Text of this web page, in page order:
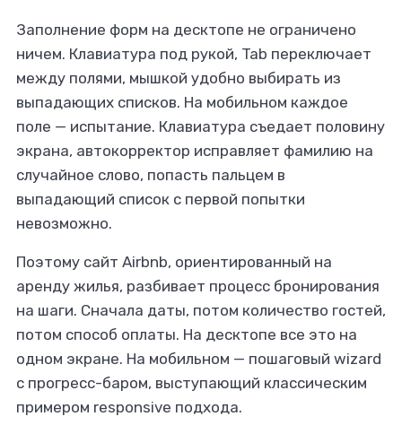
Заполнение форм на десктопе не ограничено
ничем. Клавиатура под рукой, Tab переключает
между полями, мышкой удобно выбирать из
выпадающих списков. На мобильном каждое
поле — испытание. Клавиатура съедает половину
экрана, автокорректор исправляет фамилию на
случайное слово, попасть пальцем в
выпадающий список с первой попытки
невозможно.
Поэтому сайт Airbnb, ориентированный на
аренду жилья, разбивает процесс бронирования
на шаги. Сначала даты, потом количество гостей,
потом способ оплаты. На десктопе все это на
одном экране. На мобильном — пошаговый wizard
с прогресс-баром, выступающий классическим
примером responsive подхода.